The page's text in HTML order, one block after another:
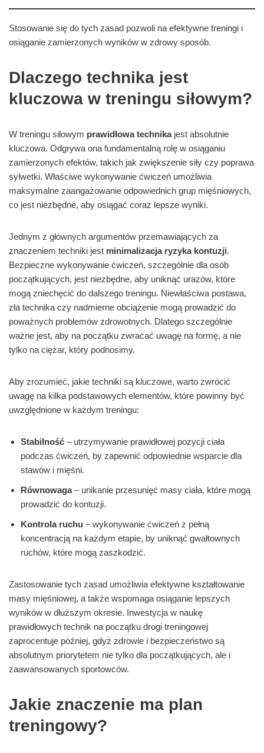
Stosowanie się do tych zasad pozwoli na efektywne treningi i
osiąganie zamierzonych wyników w zdrowy sposób.
Dlaczego technika jest
kluczowa w treningu siłowym?
W treningu siłowym prawidłowa technikajest absolutnie
kluczowa. Odgrywa ona fundamentalną rolę w osiąganiu
zamierzonych efektów, takich jak zwiększenie siły czy poprawa
sylwetki. Właściwe wykonywanie ćwiczeń umożliwia
maksymalne zaangażowanie odpowiednich grup mięśniowych,
co jest niezbędne, aby osiągać coraz lepsze wyniki.
Jednym z głównych argumentów przemawiających za
znaczeniem techniki jest minimalizacja ryzyka kontuzji.
Bezpieczne wykonywanie ćwiczeń, szczególnie dla osób
początkujących, jest niezbędne, aby uniknąć urazów, które
mogą zniechęcić do dalszego treningu. Niewłaściwa postawa,
zła technika czy nadmierne obciążenie mogą prowadzić do
poważnych problemów zdrowotnych. Dlatego szczególnie
ważne jest, aby na początku zwracać uwagę na formę, a nie
tylko na ciężar, który podnosimy.
Aby zrozumieć, jakie techniki są kluczowe, warto zwrócić
uwagę na kilka podstawowych elementów, które powinny być
uwzględnione w każdym treningu:
Stabilność – utrzymywanie prawidłowej pozycji ciała
podczas ćwiczeń, by zapewnić odpowiednie wsparcie dla
stawów i mięśni.
Równowaga– unikanie przesunięć masy ciała, które mogą
prowadzić do kontuzji.
Kontrola ruchu – wykonywanie ćwiczeń z pełną
koncentracją na każdym etapie, by uniknąć gwałtownych
ruchów, które mogą zaszkodzić.
Zastosowanie tych zasad umożliwia efektywne kształtowanie
masy mięśniowej, a także wspomaga osiąganie lepszych
wyników w dłuższym okresie. Inwestycja w naukę
prawidłowych technik na początku drogi treningowej
zaprocentuje później, gdyż zdrowie i bezpieczeństwo są
absolutnym priorytetem nie tylko dla początkujących, ale i
zaawansowanych sportowców.
Jakie znaczenie ma plan
treningowy?